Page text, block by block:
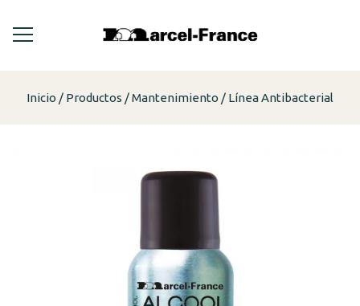
Inicio Productos Mantenimiento Línea Antibacterial